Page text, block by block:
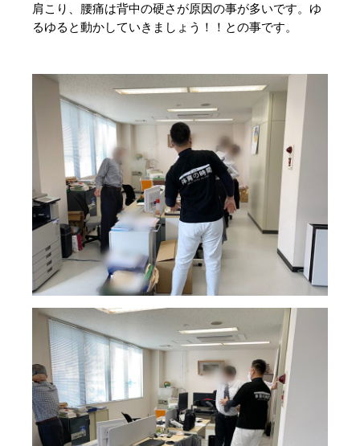
肩こり、腰痛は背中の硬さが原因の事が多いです。ゆ
るゆると動かしていきましょう！！との事です。